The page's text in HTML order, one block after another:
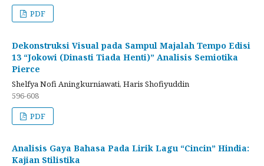
PDF
Dekonstruksi Visual pada Sampul Majalah Tempo Edisi
13 “Jokowi (Dinasti Tiada Henti)” Analisis Semiotika
Pierce
Shelfya Nofi Aningkurniawati, Haris Shofiyuddin
596-608
PDF
Analisis Gaya Bahasa Pada Lirik Lagu “Cincin” Hindia:
Kajian Stilistika